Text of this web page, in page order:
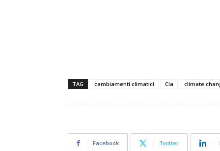
TAG cambiamenti climatici Cia climate
Facebook Twitter